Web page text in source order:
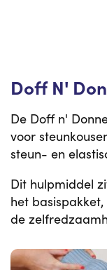
Doff N'
De Doff n'
voor
steun- en
Dit hulpmiddel
het
de